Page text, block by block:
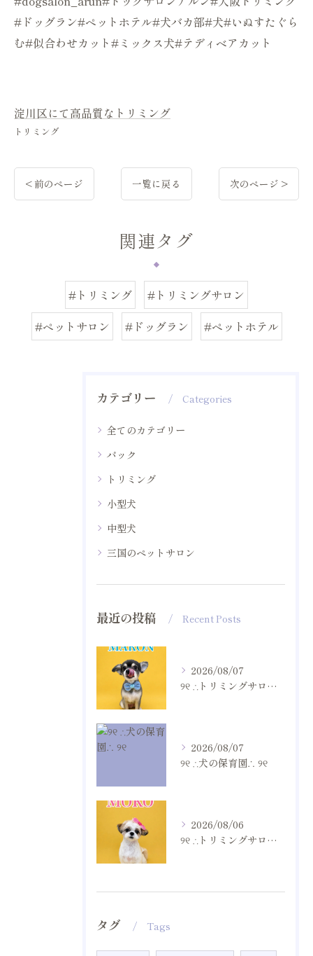
#ドッグラン#ペットホテル#犬バカ部#犬#いぬすたぐら
む#似合わせカット#ミックス犬#テディベアカット
淀川区にて高品質なトリミング
トリミング
< 前のページ 一覧に戻る 次のページ >
関連タグ
#トリミング
#トリミングサロン
#ペットサロン
#ドッグラン #ペットホテル
カテゴリー Categories
全てのカテゴリー
パック
トリミング
小型犬
中型犬
三国のペットサロン
最近の投稿 Recent Posts
2026/08/07
୨୧ ∴トリミングサロン∴ ୨୧
2026/08/07
୨୧ ∴犬の保育園∴ ୨୧
2026/08/06
୨୧ ∴トリミングサロン∴ ୨୧
タグ Tags